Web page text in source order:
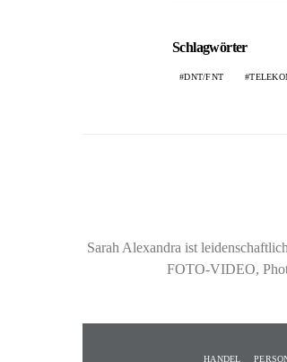
Schlagwörter
DNT/FNT
Sarah Alexandra ist
FOTO-VIDEO,
HANDEL